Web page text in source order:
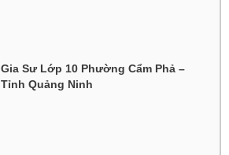
Gia Sư Lớp 10 Phường Cẩm Phả –
Tỉnh Quảng Ninh